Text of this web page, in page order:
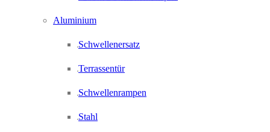
Aluminium
Schwellenersatz
Terrassentür
Schwellenrampen
Stahl